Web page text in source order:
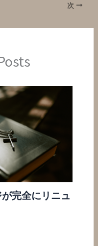
次
完全にリニュ